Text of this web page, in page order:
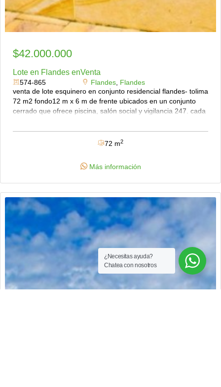
$42.000.000
Lote en Flandes enVenta
574-865 Flandes, Flandes
venta de lote esquinero en conjunto residencial flandes- tolima
72 m2 fondo12 m x 6 m de frente ubicados en un conjunto
cerrado que ofrece piscina, salón social y vigilancia 247. cada
servicio de gas domiciliario ya fue solicitado para todo el
conjunto. el propietario acepta permuta por vehículo hasta por
pisos. excelente oportunidad para construir la casa de tus
72 m2
Más información
¿Necesitas ayuda?
Chatea con nosotros